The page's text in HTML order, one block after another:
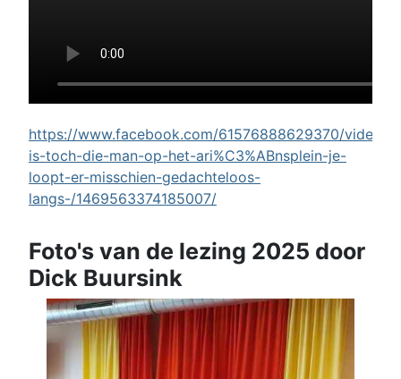
https://www.facebook.com/61576888629370/videos/
is-toch-die-man-op-het-ari%C3%ABnsplein-je-
loopt-er-misschien-gedachteloos-
langs-/1469563374185007/
Foto's van de lezing 2025 door
Dick Buursink